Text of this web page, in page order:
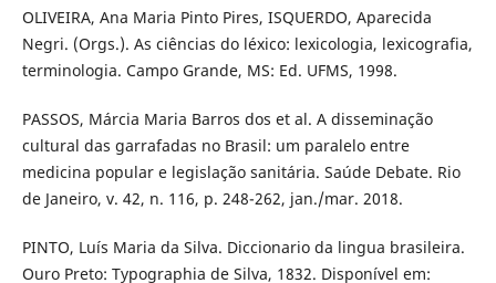
OLIVEIRA, Ana Maria Pinto Pires, ISQUERDO, Aparecida
Negri. (Orgs.). As ciências do léxico: lexicologia, lexicografia,
terminologia. Campo Grande, MS: Ed. UFMS, 1998.
PASSOS, Márcia Maria Barros dos et al. A disseminação
cultural das garrafadas no Brasil: um paralelo entre
medicina popular e legislação sanitária. Saúde Debate. Rio
de Janeiro, v. 42, n. 116, p. 248-262, jan./mar. 2018.
PINTO, Luís Maria da Silva. Diccionario da lingua brasileira.
Ouro Preto: Typographia de Silva, 1832. Disponível em: